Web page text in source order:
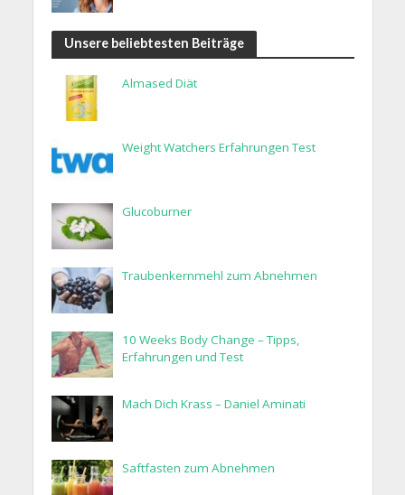
Unsere beliebtesten Beiträge
Almased Diät
Weight Watchers Erfahrungen Test
Glucoburner
Traubenkernmehl zum Abnehmen
10 Weeks Body Change – Tipps,
Erfahrungen und Test
Mach Dich Krass – Daniel Aminati
Saftfasten zum Abnehmen